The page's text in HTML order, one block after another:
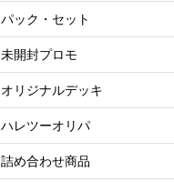
パック・セット
未開封プロモ
オリジナルデッキ
ハレツーオリパ
詰め合わせ商品